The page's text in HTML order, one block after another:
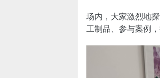
场内，大家激烈地
工制品、参与案例